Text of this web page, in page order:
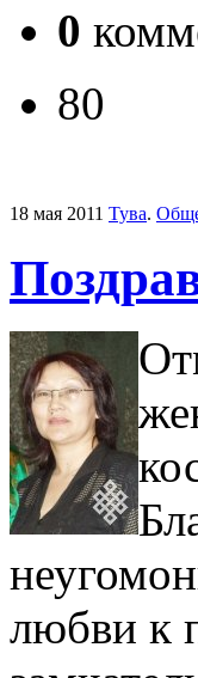
0
80
18 мая 2011 Тува.
любви к